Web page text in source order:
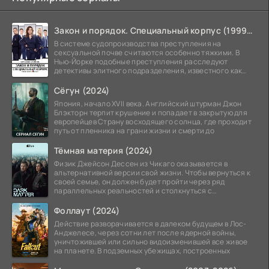
Закон и порядок. Специальный корпус (1999-2026)
В системе судопроизводства преступления на
сексуальной почве считаются особенно тяжкими. В
Нью-Йорке подобные преступления расследуют
детективы элитного подразделения, известного как
Сёгун (2024)
Япония, начало XVII века. Английский штурман Джон
Блэкторн терпит крушение и попадает в закрытую для
европейцев Страну восходящего солнца, где проходит
путь от пленника на грани жизни и смерти до
Тёмная материя (2024)
Физик Джейсон Дессен из Чикаго оказывается в
альтернативной версии свой жизни. Чтобы вернуться к
своей семье, он должен будет пройти через ряд
параллельных реальностей и столкнуться с
Фоллаут (2024)
Действие разворачивается в далеком будущем в Лос-
Анджелесе, через сотни лет после ядерной войны,
уничтожившей или сильно видоизменившей все живое
на планете. В подземных убежищах, построенных